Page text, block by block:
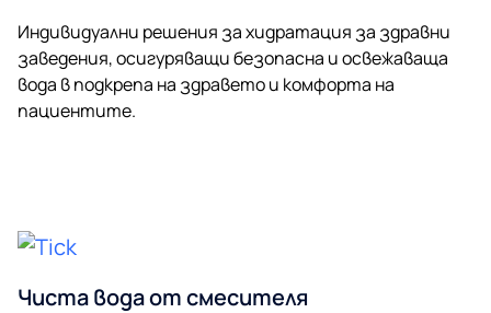
Индивидуални решения за хидратация за здравни
заведения, осигуряващи безопасна и освежаваща
вода в подкрепа на здравето и комфорта на
пациентите.
Чиста вода от смесителя